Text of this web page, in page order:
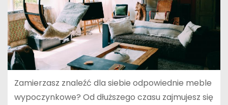
Zamierzasz znaleźć dla siebie odpowiednie meble
wypoczynkowe? Od dłuższego czasu zajmujesz się